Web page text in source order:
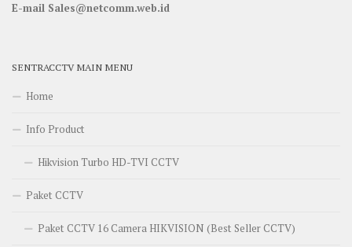
E-mail Sales@netcomm.web.id
SENTRACCTV MAIN MENU
Home
Info Product
Hikvision Turbo HD-TVI CCTV
Paket CCTV
Paket CCTV 16 Camera HIKVISION (Best Seller CCTV)